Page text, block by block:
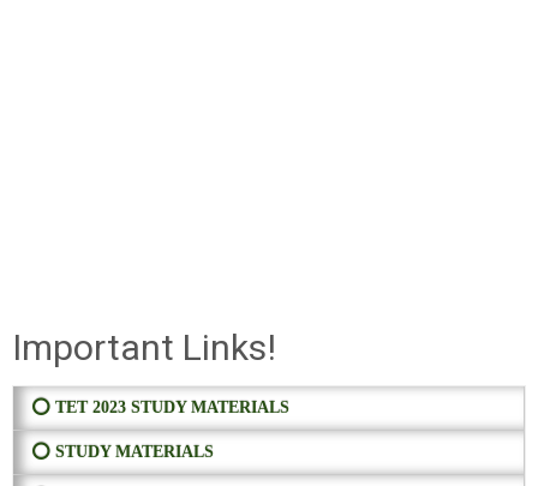
Important Links!
⭕ TET 2023 STUDY MATERIALS
⭕ STUDY MATERIALS